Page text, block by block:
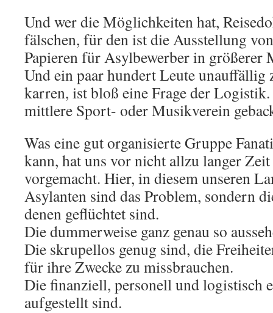
Und wer die Möglichkeiten hat,
fälschen, für den ist die Ausstellung
Papieren für Asylbewerber in größerer
Und ein paar hundert Leute unauffällig
karren, ist bloß eine Frage der
mittlere Sport- oder Musikverein
Was eine gut organisierte Gruppe
kann, hat uns vor nicht allzu langer
vorgemacht. Hier, in diesem unseren
Asylanten sind das Problem, sondern
denen geflüchtet sind.
Die dummerweise ganz genau so
Die skrupellos genug sind, die
für ihre Zwecke zu missbrauchen.
Die finanziell, personell und logistisch
aufgestellt sind.